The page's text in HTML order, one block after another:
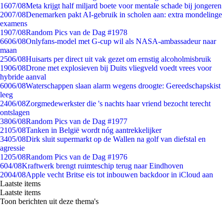
1607/08Meta krijgt half miljard boete voor mentale schade bij jongeren
2007/08Denemarken pakt AI-gebruik in scholen aan: extra mondelinge
examens
1907/08Random Pics van de Dag #1978
6606/08Onlyfans-model met G-cup wil als NASA-ambassadeur naar
maan
2506/08Huisarts per direct uit vak gezet om ernstig alcoholmisbruik
1906/08Drone met explosieven bij Duits vliegveld voedt vrees voor
hybride aanval
6006/08Waterschappen slaan alarm wegens droogte: Gereedschapskist
leeg
2406/08Zorgmedewerkster die 's nachts haar vriend bezocht terecht
ontslagen
3806/08Random Pics van de Dag #1977
2105/08Tanken in België wordt nóg aantrekkelijker
3405/08Dirk sluit supermarkt op de Wallen na golf van diefstal en
agressie
1205/08Random Pics van de Dag #1976
604/08Kraftwerk brengt ruimteschip terug naar Eindhoven
2004/08Apple vecht Britse eis tot inbouwen backdoor in iCloud aan
Laatste items
Laatste items
Toon berichten uit deze thema's